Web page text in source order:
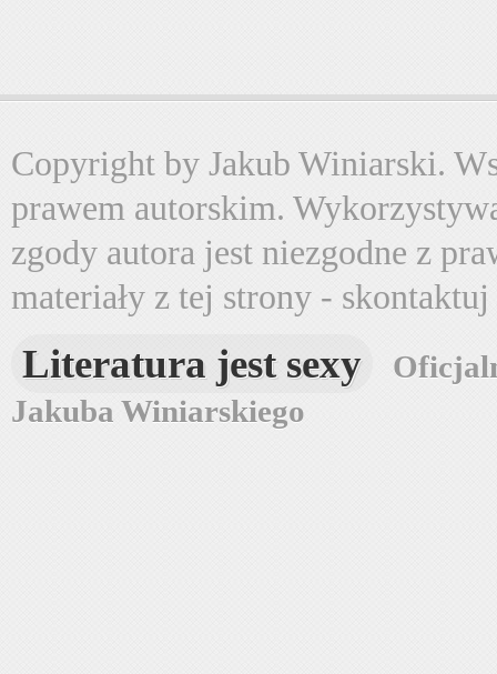
Copyright by Jakub Winiarski.
prawem autorskim.
zgody autora jest niezgodne z
materiały z tej strony -
Literatura jest sexy
Jakuba Winiarskiego